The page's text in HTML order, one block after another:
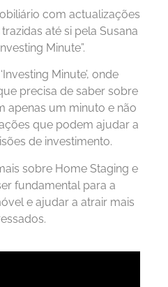
com actualizações
até si pela Susana
Minute”.
Minute’, onde
precisa de saber sobre
apenas um minuto e não
que podem ajudar a
de investimento.
sobre Home Staging e
fundamental para a
e ajudar a atrair mais